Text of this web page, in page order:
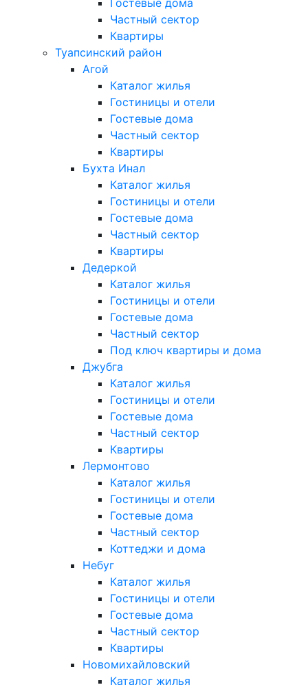
Гостевые дома
Частный сектор
Квартиры
Туапсинский район
Агой
Каталог жилья
Гостиницы и отели
Гостевые дома
Частный сектор
Квартиры
Бухта Инал
Каталог жилья
Гостиницы и отели
Гостевые дома
Частный сектор
Квартиры
Дедеркой
Каталог жилья
Гостиницы и отели
Гостевые дома
Частный сектор
Под ключ квартиры и дома
Джубга
Каталог жилья
Гостиницы и отели
Гостевые дома
Частный сектор
Квартиры
Лермонтово
Каталог жилья
Гостиницы и отели
Гостевые дома
Частный сектор
Коттеджи и дома
Небуг
Каталог жилья
Гостиницы и отели
Гостевые дома
Частный сектор
Квартиры
Новомихайловский
Каталог жилья